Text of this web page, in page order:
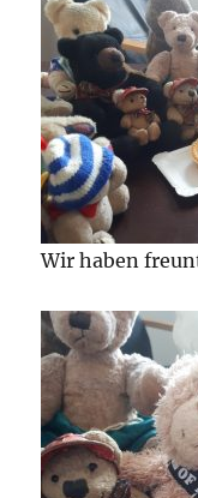
Wir haben